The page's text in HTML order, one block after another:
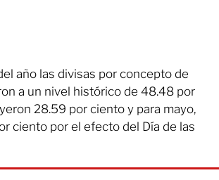
año las divisas por concepto de
a un nivel histórico de 48.48 por
28.59 por ciento y para mayo,
ciento por el efecto del Día de las